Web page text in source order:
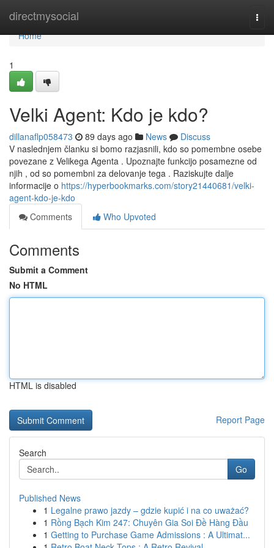
directmysocial
Home
Home
1
Velki Agent: Kdo je kdo?
dillanaflp058473 89 days ago News
Discuss
V naslednjem članku si bomo razjasnili, kdo so pomembne osebe
povezane z Velikega Agenta . Upoznajte funkcijo posamezne od
njih , od so pomembni za delovanje tega . Raziskujte dalje
informacije o https://hyperbookmarks.com/story21440681/velki-
agent-kdo-je-kdo
Comments
Who Upvoted
Comments
Submit a Comment
No HTML
HTML is disabled
Report Page
Search
Go
Published News
1 Legalne prawo jazdy – gdzie kupić i na co uważać?
1 Rồng Bạch Kim 247: Chuyên Gia Soi Đề Hàng Đầu
1 Getting to Purchase Game Admissions : A Ultimat...